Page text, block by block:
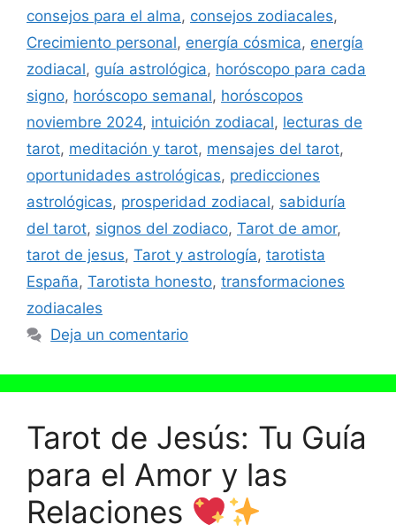
consejos para el alma, consejos zodiacales,
Crecimiento personal, energía cósmica, energía
zodiacal, guía astrológica, horóscopo para cada
signo, horóscopo semanal, horóscopos
noviembre 2024, intuición zodiacal, lecturas de
tarot, meditación y tarot, mensajes del tarot,
oportunidades astrológicas, predicciones
astrológicas, prosperidad zodiacal, sabiduría
del tarot, signos del zodiaco, Tarot de amor,
tarot de jesus, Tarot y astrología, tarotista
España, Tarotista honesto, transformaciones
zodiacales
Deja un comentario
Tarot de Jesús: Tu Guía
para el Amor y las
Relaciones